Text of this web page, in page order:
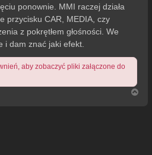
ponownie. MMI raczej działa
przycisku CAR, MEDIA, czy
z pokrętłem głośności. We
i dam znać jaki efekt.
aby zobaczyć pliki załączone do